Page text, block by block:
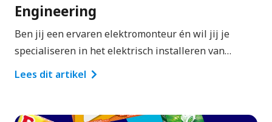
Engineering
Ben jij een ervaren elektromonteur én wil jij je
specialiseren in het elektrisch installeren van…
Lees dit artikel